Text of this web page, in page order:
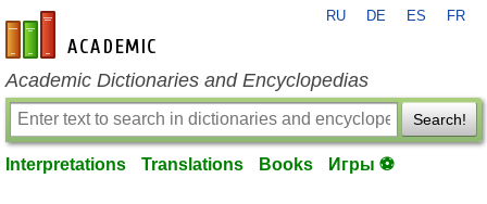
en-academic.com
RU DE ES FR
Academic Dictionaries and Encyclopedias
Search!
Interpretations Translations Books Игры ⚽